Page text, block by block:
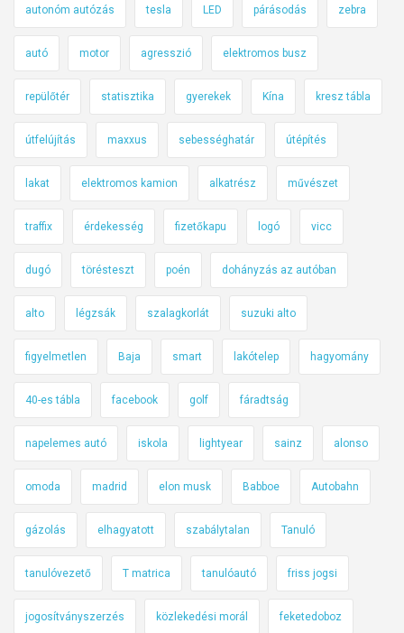
autonóm autózás tesla LED párásodás zebra
autó motor agresszió elektromos busz
repülőtér statisztika gyerekek Kína kresz tábla
útfelújítás maxxus sebességhatár útépítés
lakat elektromos kamion alkatrész művészet
traffix érdekesség fizetőkapu logó vicc
dugó törésteszt poén dohányzás az autóban
alto légzsák szalagkorlát suzuki alto
figyelmetlen Baja smart lakótelep hagyomány
40-es tábla facebook golf fáradtság
napelemes autó iskola lightyear sainz alonso
omoda madrid elon musk Babboe Autobahn
gázolás elhagyatott szabálytalan Tanuló
tanulóvezető T matrica tanulóautó friss jogsi
jogosítványszerzés közlekedési morál feketedoboz